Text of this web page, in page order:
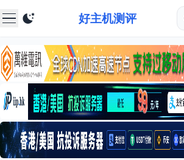
好主机测评